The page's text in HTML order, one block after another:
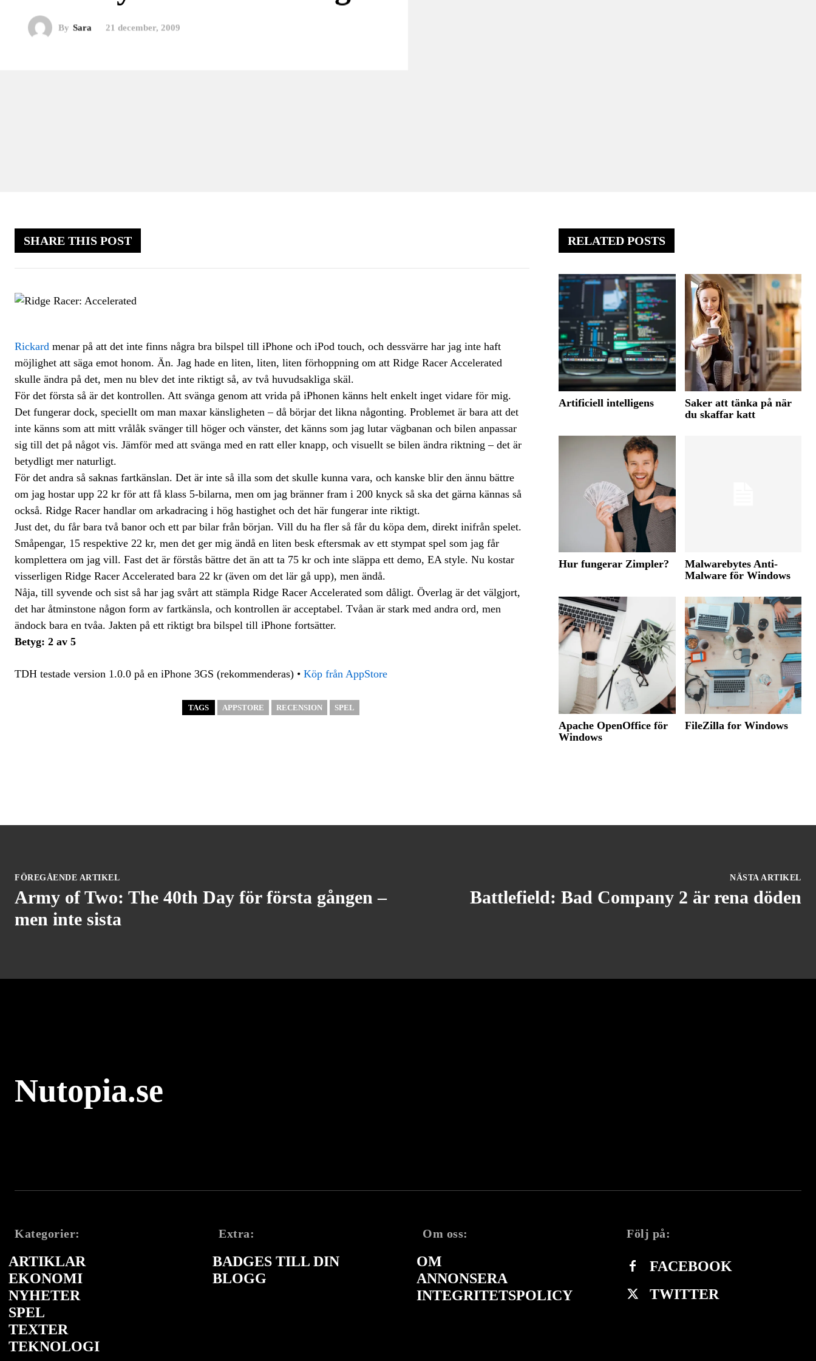
By Sara 21 december, 2009
SHARE THIS POST
Rickard menar på att det inte finns några bra bilspel till iPhone och iPod touch, och dessvärre har jag inte haft
möjlighet att säga emot honom. Än. Jag hade en liten, liten, liten förhoppning om att Ridge Racer Accelerated
skulle ändra på det, men nu blev det inte riktigt så, av två huvudsakliga skäl.
För det första så är det kontrollen. Att svänga genom att vrida på iPhonen känns helt enkelt inget vidare för mig.
Det fungerar dock, speciellt om man maxar känsligheten – då börjar det likna någonting. Problemet är bara att det
inte känns som att mitt vrålåk svänger till höger och vänster, det känns som jag lutar vägbanan och bilen anpassar
sig till det på något vis. Jämför med att svänga med en ratt eller knapp, och visuellt se bilen ändra riktning – det är
betydligt mer naturligt.
För det andra så saknas fartkänslan. Det är inte så illa som det skulle kunna vara, och kanske blir den ännu bättre
om jag hostar upp 22 kr för att få klass 5-bilarna, men om jag bränner fram i 200 knyck så ska det gärna kännas så
också. Ridge Racer handlar om arkadracing i hög hastighet och det här fungerar inte riktigt.
Just det, du får bara två banor och ett par bilar från början. Vill du ha fler så får du köpa dem, direkt inifrån spelet.
Småpengar, 15 respektive 22 kr, men det ger mig ändå en liten besk eftersmak av ett stympat spel som jag får
komplettera om jag vill. Fast det är förstås bättre det än att ta 75 kr och inte släppa ett demo, EA style. Nu kostar
visserligen Ridge Racer Accelerated bara 22 kr (även om det lär gå upp), men ändå.
Nåja, till syvende och sist så har jag svårt att stämpla Ridge Racer Accelerated som dåligt. Överlag är det välgjort,
det har åtminstone någon form av fartkänsla, och kontrollen är acceptabel. Tvåan är stark med andra ord, men
ändock bara en tvåa. Jakten på ett riktigt bra bilspel till iPhone fortsätter.
Betyg: 2 av 5
TDH testade version 1.0.0 på en iPhone 3GS (rekommenderas) • Köp från AppStore
TAGS APPSTORE RECENSION SPEL
RELATED POSTS
Artificiell intelligens
Saker att tänka på när
du skaffar katt
Hur fungerar Zimpler?
Malwarebytes Anti-
Malware för Windows
Apache OpenOffice för
Windows
FileZilla for Windows
FÖREGÅENDE ARTIKEL
Army of Two: The 40th Day för första gången –
men inte sista
NÄSTA ARTIKEL
Battlefield: Bad Company 2 är rena döden
Nutopia.se
Kategorier:
ARTIKLAR
EKONOMI
NYHETER
SPEL
TEXTER
TEKNOLOGI
Extra:
BADGES TILL DIN
BLOGG
Om oss:
OM
ANNONSERA
INTEGRITETSPOLICY
Följ på:
FACEBOOK
TWITTER